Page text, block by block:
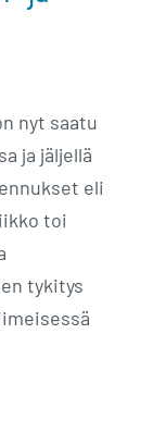
nyt saatu
ja jäljellä
eli
toi
tykitys